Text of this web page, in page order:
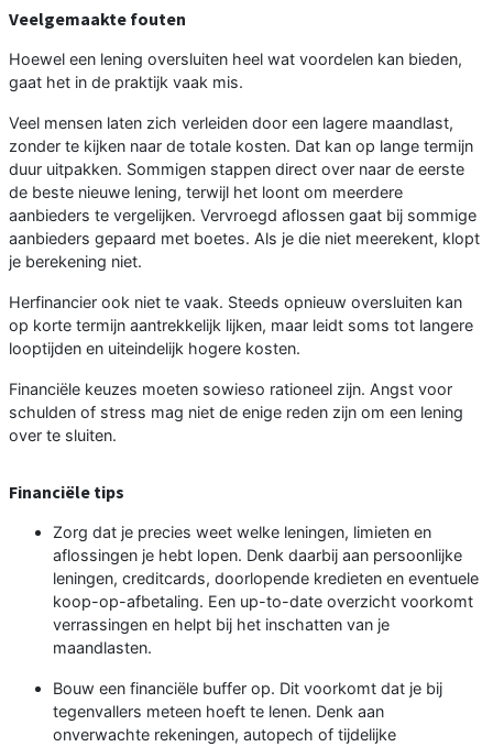
Veelgemaakte fouten
Hoewel een lening oversluiten heel wat voordelen kan bieden,
gaat het in de praktijk vaak mis.
Veel mensen laten zich verleiden door een lagere maandlast,
zonder te kijken naar de totale kosten. Dat kan op lange termijn
duur uitpakken. Sommigen stappen direct over naar de eerste
de beste nieuwe lening, terwijl het loont om meerdere
aanbieders te vergelijken. Vervroegd aflossen gaat bij sommige
aanbieders gepaard met boetes. Als je die niet meerekent, klopt
je berekening niet.
Herfinancier ook niet te vaak. Steeds opnieuw oversluiten kan
op korte termijn aantrekkelijk lijken, maar leidt soms tot langere
looptijden en uiteindelijk hogere kosten.
Financiële keuzes moeten sowieso rationeel zijn. Angst voor
schulden of stress mag niet de enige reden zijn om een lening
over te sluiten.
Financiële tips
Zorg dat je precies weet welke leningen, limieten en
aflossingen je hebt lopen. Denk daarbij aan persoonlijke
leningen, creditcards, doorlopende kredieten en eventuele
koop-op-afbetaling. Een up-to-date overzicht voorkomt
verrassingen en helpt bij het inschatten van je
maandlasten.
Bouw een financiële buffer op. Dit voorkomt dat je bij
tegenvallers meteen hoeft te lenen. Denk aan
onverwachte rekeningen, autopech of tijdelijke